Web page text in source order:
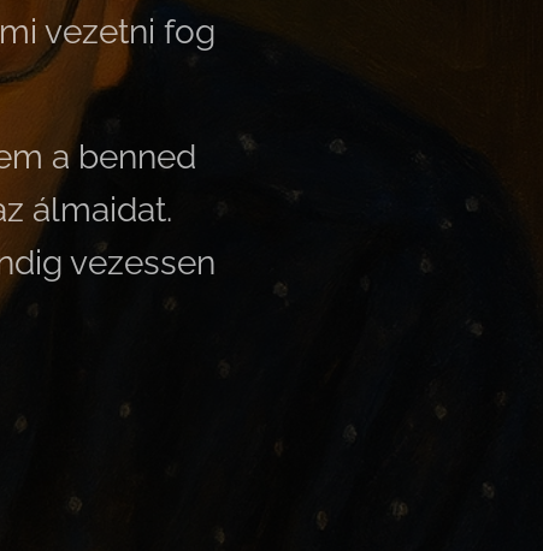
vezetni fog
a benned
álmaidat.
vezessen